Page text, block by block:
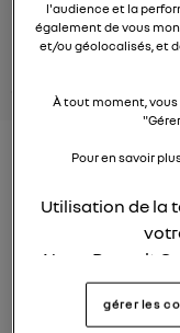
conseils Renault
Nouveau
Renault
26 janvier 2022
Quel est le
l'audience et la
également de vous
et/ou géolocalisés, et
À tout moment,
Pour en savoir
Utilisation de la
Nous, Renault
pour nos
dans cette
gérer les